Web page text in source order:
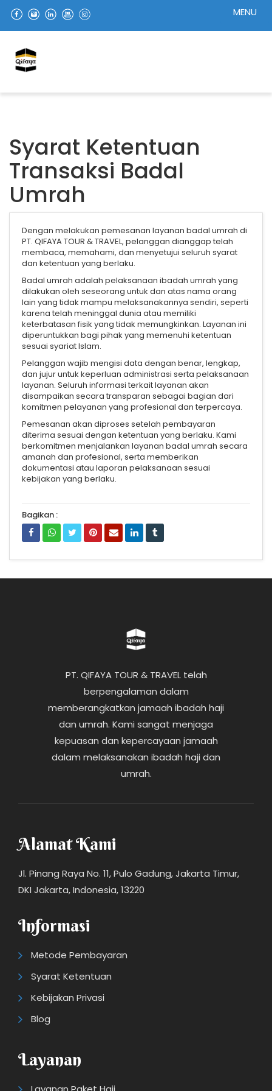
Syarat Ketentuan
Transaksi Badal
Umrah
Dengan melakukan pemesanan layanan badal umrah di
PT. QIFAYA TOUR & TRAVEL, pelanggan dianggap telah
membaca, memahami, dan menyetujui seluruh syarat
dan ketentuan yang berlaku.
Badal umrah adalah pelaksanaan ibadah umrah yang
dilakukan oleh seseorang untuk dan atas nama orang
lain yang tidak mampu melaksanakannya sendiri, seperti
karena telah meninggal dunia atau memiliki
keterbatasan fisik yang tidak memungkinkan. Layanan ini
diperuntukkan bagi pihak yang memenuhi ketentuan
sesuai syariat Islam.
Pelanggan wajib mengisi data dengan benar, lengkap,
dan jujur untuk keperluan administrasi serta pelaksanaan
layanan. Seluruh informasi terkait layanan akan
disampaikan secara transparan sebagai bagian dari
komitmen pelayanan yang profesional dan terpercaya.
Pemesanan akan diproses setelah pembayaran
diterima sesuai dengan ketentuan yang berlaku. Kami
berkomitmen menjalankan layanan badal umrah secara
amanah dan profesional, serta memberikan
dokumentasi atau laporan pelaksanaan sesuai
kebijakan yang berlaku.
Bagikan :
PT. QIFAYA TOUR & TRAVEL telah
berpengalaman dalam
memberangkatkan jamaah ibadah haji
dan umrah. Kami sangat menjaga
kepuasan dan kepercayaan jamaah
dalam melaksanakan ibadah haji dan
umrah.
Alamat Kami
Jl. Pinang Raya No. 11, Pulo Gadung, Jakarta Timur,
DKI Jakarta, Indonesia, 13220
Informasi
Metode Pembayaran
Syarat Ketentuan
Kebijakan Privasi
Blog
Layanan
MENU